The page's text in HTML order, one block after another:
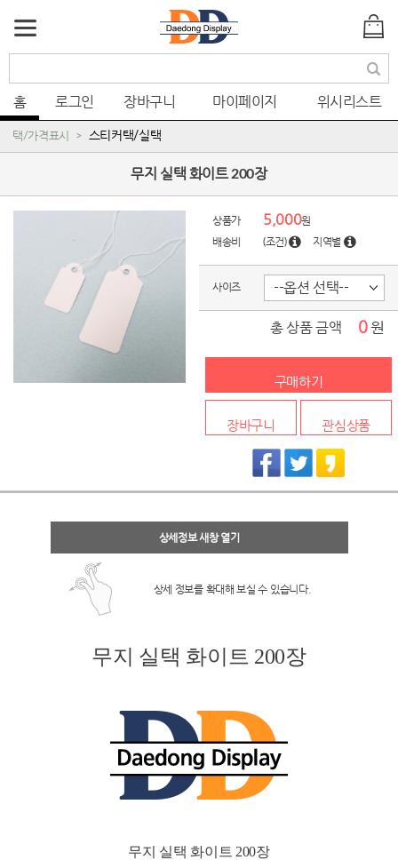
색
홈 로그인 장바구니 마이페이지 위시리스트
택/가격표시 스티커택/실택
무지 실택 화이트 200장
상품가 5,000원
배송비
(조건) 지역별
사이즈
총 상품 금액 0원
구매하기
관심상품
장바구니
상세정보 새창 열기
상세 정보를 확대해 보실 수 있습니다.
무지 실택 화이트 200장
무지 실택 화이트 200장